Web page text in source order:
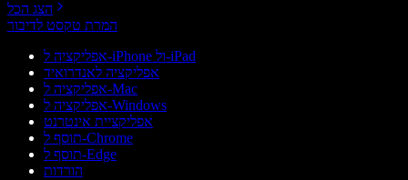
הצג הכל
המרת טקסט לדיבור
אפליקציה ל-iPhone ול-iPad
אפליקציה לאנדרואיד
אפליקציה ל-Mac
אפליקציה ל-Windows
אפליקציית אינטרנט
תוסף ל-Chrome
תוסף ל-Edge
הורדות